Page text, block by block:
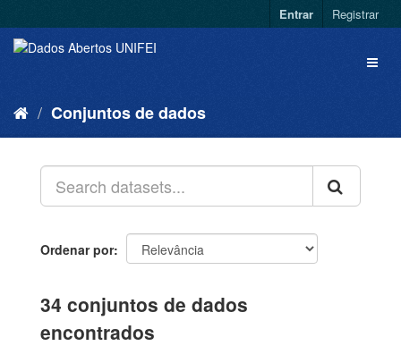
Entrar Registrar
Conjuntos de dados
Ordenar por
34 conjuntos de dados
encontrados